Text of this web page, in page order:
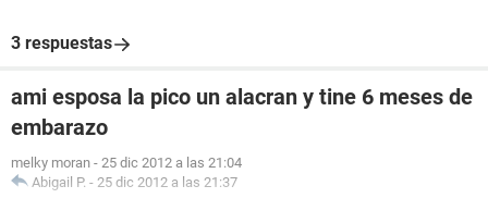
3 respuestas
ami esposa la pico un alacran y tine 6 meses de
embarazo
melky moran - 25 dic 2012 a las 21:04
Abigail P. - 25 dic 2012 a las 21:37